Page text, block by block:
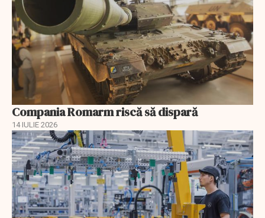
Compania Romarm riscă să dispară
14 IULIE 2026